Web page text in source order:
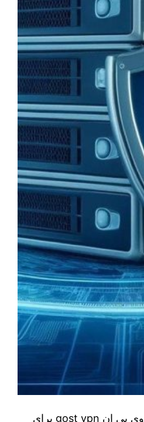
رفع محدودیت ازطریق وی پی ان gost vpn برای